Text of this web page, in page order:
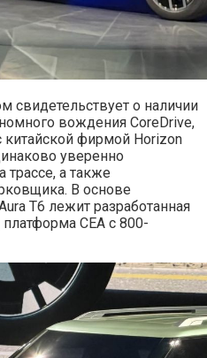
свидетельствует о наличии
вождения CoreDrive,
китайской фирмой Horizon
уверенно
трассе, а также
В основе
T6 лежит разработанная
CEA с 800-